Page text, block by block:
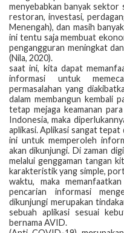
menyebabkan banyak
restoran, investasi,
Menengah), dan masih
ini tentu saja membuat
pengangguran meningkat
(Nila, 2020).
saat ini, kita dapat
informasi untuk
permasalahan yang
dalam membangun kembali
tetap mejaga keamanan
Indonesia, maka
aplikasi. Aplikasi sangat
ini untuk memperoleh
akan dikunjungi. Di zaman
melalui genggaman tangan
karakteristik yang simple,
waktu, maka
pencarian informasi
dikunjungi merupakan
sebuah aplikasi sesuai
bernama